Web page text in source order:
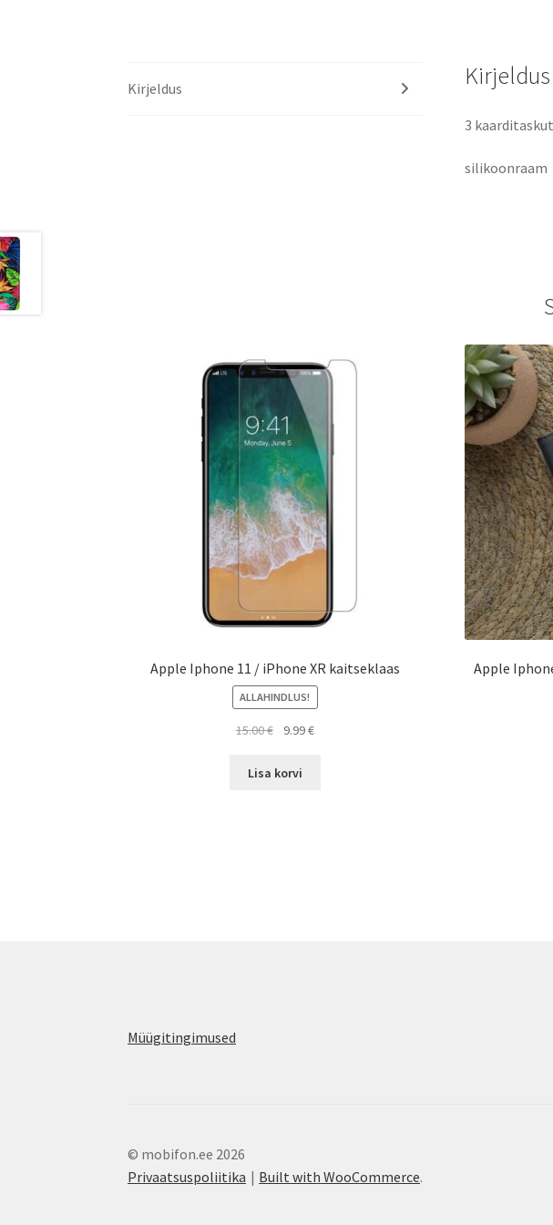
Kirjeldus Kirjeldus
3 kaarditaskut
silikoonraam
Apple Iphone 11 / iPhone XR kaitseklaas
ALLAHINDLUS!
15.00€
Algne
oli:
9.99€Current
Lisa korvi
Apple
Müügitingimused
© mobifon.ee 2026
Privaatsuspoliitika
Built with WooCommerce.